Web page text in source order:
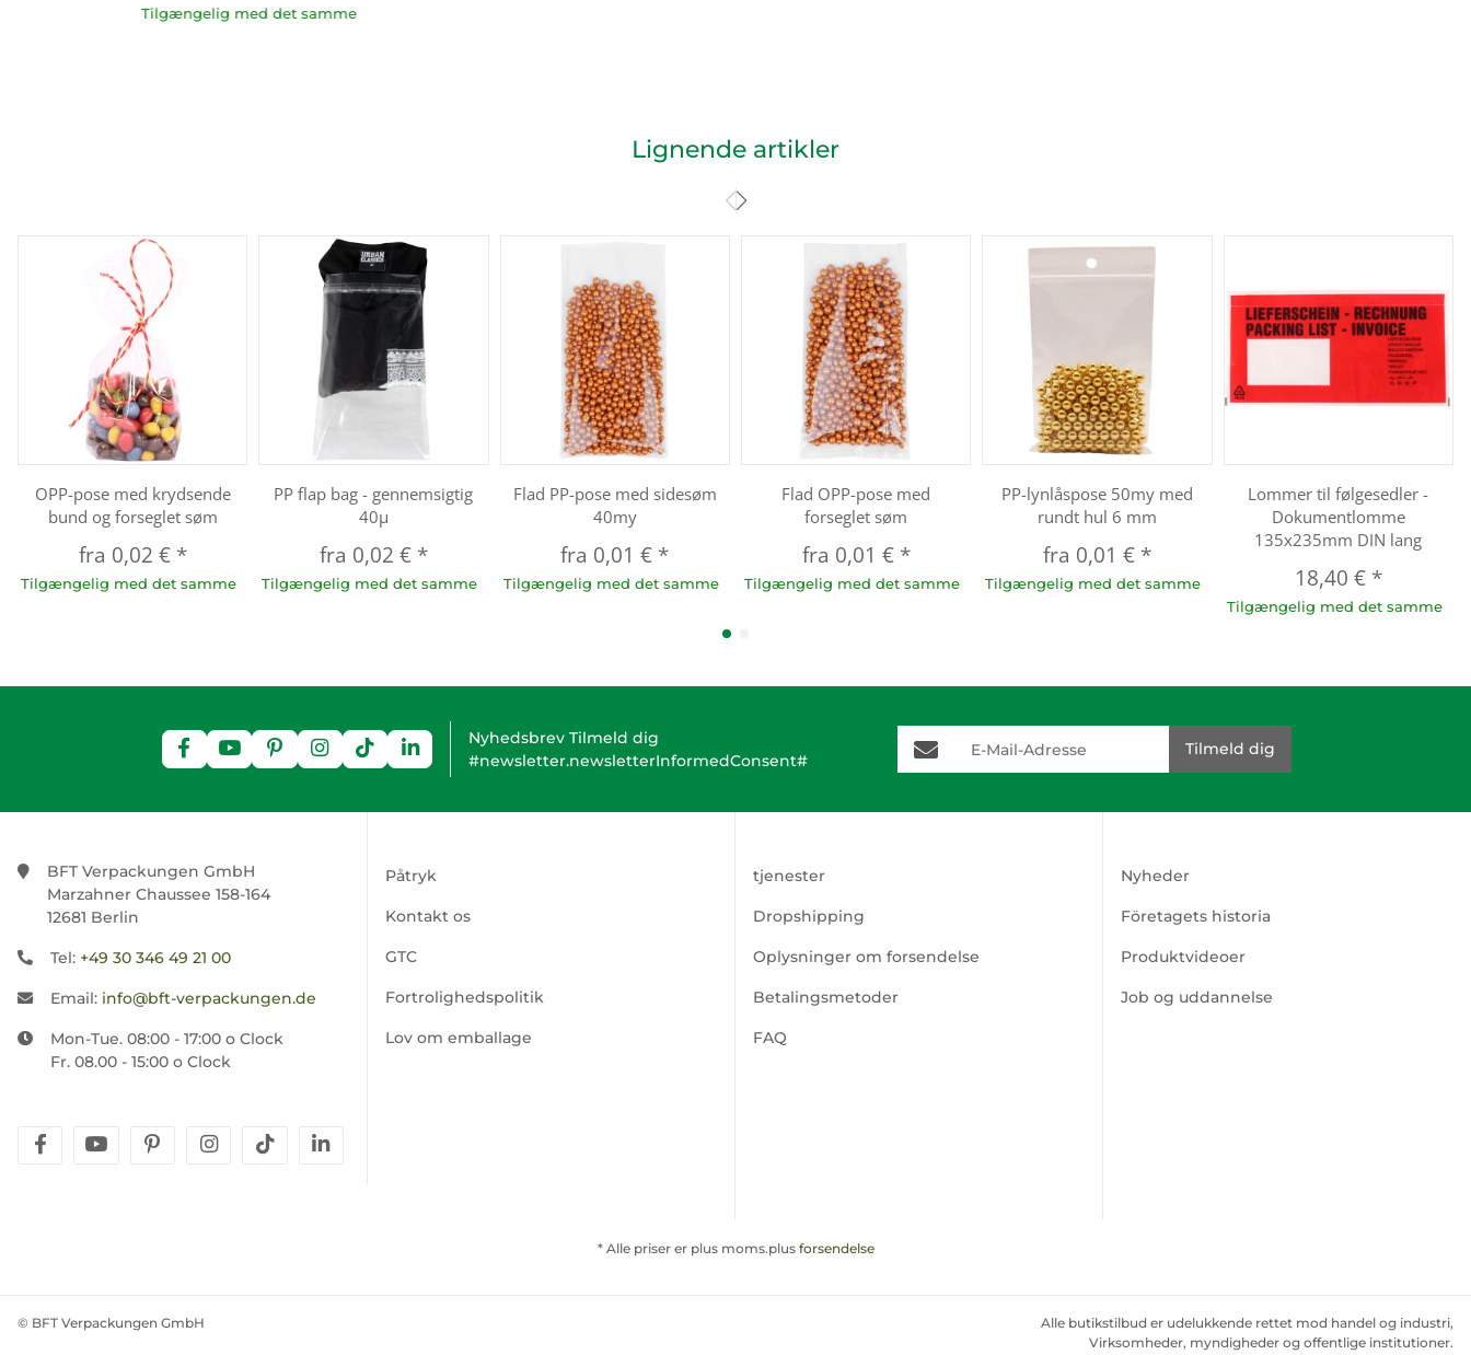
Tilgængelig med det samme
Lignende artikler
OPP-pose med krydsende
bund og forseglet søm
fra 0,02 € *
Tilgængelig med det samme
PP flap bag - gennemsigtig
40µ
fra 0,02 € *
Tilgængelig med det samme
Flad PP-pose med sidesøm
40my
fra 0,01 € *
Tilgængelig med det samme
Flad OPP-pose med
forseglet søm
fra 0,01 € *
Tilgængelig med det samme
PP-lynlåspose 50my med
rundt hul 6 mm
fra 0,01 € *
Tilgængelig med det samme
Lommer til følgesedler -
Dokumentlomme
135x235mm DIN lang
18,40 € *
Tilgængelig med det samme
Nyhedsbrev Tilmeld dig
#newsletter.newsletterInformedConsent#
E-Mail-Adresse
Tilmeld dig
BFT Verpackungen GmbH
Marzahner Chaussee 158-164
12681 Berlin
Tel: +49 30 346 49 21 00
Email: info@bft-verpackungen.de
Mon-Tue. 08:00 - 17:00 o Clock
Fr. 08.00 - 15:00 o Clock
facebookyoutubepinterestinstagram
tiktok
Påtryk
Kontakt os
GTC
Fortrolighedspolitik
Lov om emballage
tjenester
Dropshipping
Oplysninger om forsendelse
Betalingsmetoder
FAQ
Nyheder
Företagets historia
Produktvideoer
Job og uddannelse
* Alle priser er plus moms.plus forsendelse
© BFT Verpackungen GmbH
Alle butikstilbud er udelukkende rettet mod handel og industri,
Virksomheder, myndigheder og offentlige institutioner.